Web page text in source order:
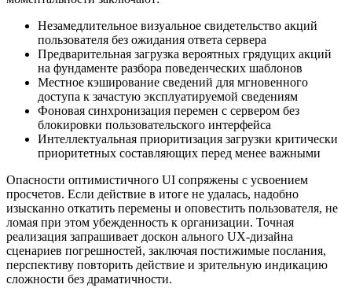
Незамедлительное визуальное свидетельство акций
пользователя без ожидания ответа сервера
Предварительная загрузка вероятных грядущих акций
на фундаменте разбора поведенческих шаблонов
Местное кэширование сведений для мгновенного
доступа к зачастую эксплуатируемой сведениям
Фоновая синхронизация перемен с сервером без
блокировки пользовательского интерфейса
Интеллектуальная приоритизация загрузки критически
приоритетных составляющих перед менее важными
Опасности оптимистичного UI сопряжены с усвоением
просчетов. Если действие в итоге не удалась, надобно
изысканно откатить перемены и оповестить пользователя, не
ломая при этом убежденность к организации. Точная
реализация запрашивает доскон ального UX-дизайна
сценариев погрешностей, заключая постижимые послания,
перспективу повторить действие и зрительную индикацию
сложности без драматичности.